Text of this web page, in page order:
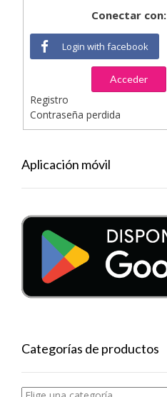
Conectar con:
Login with facebook
Acceder
Registro
Contraseña perdida
Aplicación móvil
Categorías de productos